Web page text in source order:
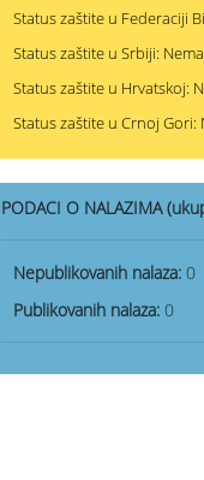
Status zaštite u Federaciji
Status zaštite u Srbiji: Nema
Status zaštite u Hrvatskoj:
Status zaštite u Crnoj Gori:
PODACI O NALAZIMA
Nepublikovanih nalaza: 0
Publikovanih nalaza: 0